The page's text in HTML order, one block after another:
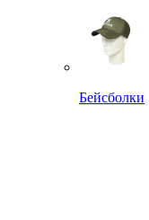
Бейсболки